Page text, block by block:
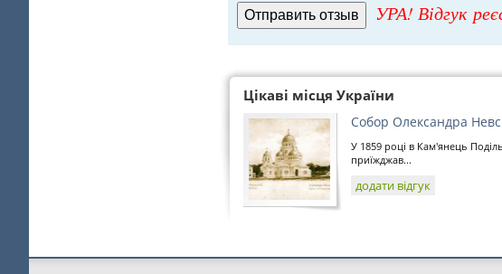
УРА! Відгук
Цікаві місця України
Собор Олександра
У 1859 році в Кам'янець
приїжджав...
додати відгук